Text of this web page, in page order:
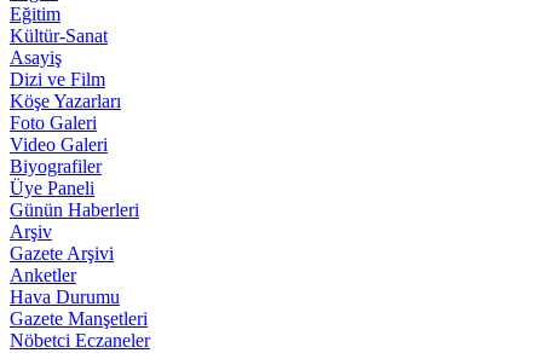
Eğitim
Kültür-Sanat
Asayiş
Dizi ve Film
Köşe Yazarları
Foto Galeri
Video Galeri
Biyografiler
Üye Paneli
Günün Haberleri
Arşiv
Gazete Arşivi
Anketler
Hava Durumu
Gazete Manşetleri
Nöbetci Eczaneler